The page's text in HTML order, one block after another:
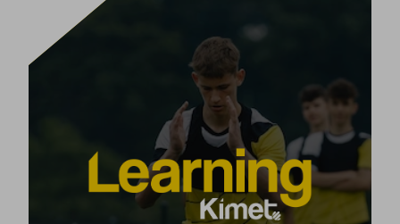
계획하는 법 배우기
우리의 LEARNING Kimet 트레이닝 플랜은
15,000명 이상의 트레이너
를 양성했습니다. Kimet 방법
을 기반으로 한
온라인 및 오프라인 축구 코칭 과정
프로그램을 제공합니다.
축구 또는 기타 개인 및 팀 스포츠에서 자신의 역량을 완
전히 개발하세요.
[+]